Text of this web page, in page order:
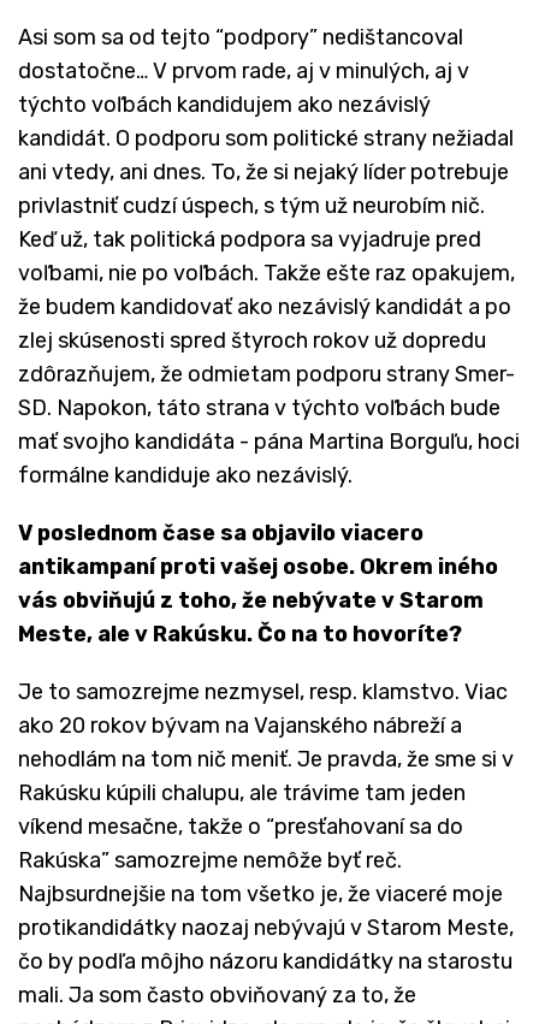
Asi som sa od tejto “podpory” nedištancoval
dostatočne… V prvom rade, aj v minulých, aj v
týchto voľbách kandidujem ako nezávislý
kandidát. O podporu som politické strany nežiadal
ani vtedy, ani dnes. To, že si nejaký líder potrebuje
privlastniť cudzí úspech, s tým už neurobím nič.
Keď už, tak politická podpora sa vyjadruje pred
voľbami, nie po voľbách. Takže ešte raz opakujem,
že budem kandidovať ako nezávislý kandidát a po
zlej skúsenosti spred štyroch rokov už dopredu
zdôrazňujem, že odmietam podporu strany Smer-
SD. Napokon, táto strana v týchto voľbách bude
mať svojho kandidáta - pána Martina Borguľu, hoci
formálne kandiduje ako nezávislý.
V poslednom čase sa objavilo viacero
antikampaní proti vašej osobe. Okrem iného
vás obviňujú z toho, že nebývate v Starom
Meste, ale v Rakúsku. Čo na to hovoríte?
Je to samozrejme nezmysel, resp. klamstvo. Viac
ako 20 rokov bývam na Vajanského nábreží a
nehodlám na tom nič meniť. Je pravda, že sme si v
Rakúsku kúpili chalupu, ale trávime tam jeden
víkend mesačne, takže o “presťahovaní sa do
Rakúska” samozrejme nemôže byť reč.
Najbsurdnejšie na tom všetko je, že viaceré moje
protikandidátky naozaj nebývajú v Starom Meste,
čo by podľa môjho názoru kandidátky na starostu
mali. Ja som často obviňovaný za to, že